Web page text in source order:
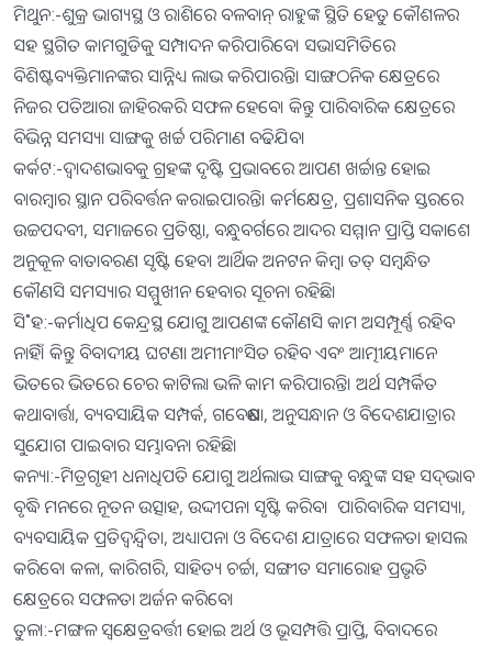
ମିଥୁନ:-ଶୁକ୍ର ଭାଗ୍ୟସ୍ଥ ଓ ରାଶିରେ ବଳବାନ୍‌ ରାହୁଙ୍କ ସ୍ଥିତି ହେତୁ କୌଶଳର
ସହ ସ୍ଥଗିତ କାମଗୁଡିକୁ ସମ୍ପାଦନ କରିପାରିବେ। ସଭାସମିତିରେ
ବିଶିଷ୍ଟବ୍ୟକ୍ତିମାନଙ୍କର ସାନ୍ନିଧ୍ୟ ଲାଭ କରିପାରନ୍ତି। ସାଙ୍ଗଠନିକ କ୍ଷେତ୍ରରେ
ନିଜର ପତିଆରା ଜାହିରକରି ସଫଳ ହେବେ। କିନ୍ତୁ ପାରିବାରିକ କ୍ଷେତ୍ରରେ
ବିଭିନ୍ନ ସମସ୍ୟା ସାଙ୍ଗକୁ ଖର୍ଚ୍ଚ ପରିମାଣ ବଢିଯିବ।
କର୍କଟ:-ଦ୍ୱାଦଶଭାବକୁ ଗ୍ରହଙ୍କ ଦୃଷ୍ଟି ପ୍ରଭାବରେ ଆପଣ ଖର୍ଚ୍ଚାନ୍ତ ହୋଇ
ବାରମ୍ବାର ସ୍ଥାନ ପରିବର୍ତ୍ତନ କରାଇପାରନ୍ତି। କର୍ମକ୍ଷେତ୍ର, ପ୍ରଶାସନିକ ସ୍ତରରେ
ଉଚ୍ଚପଦବୀ, ସମାଜରେ ପ୍ରତିଷ୍ଠା, ବନ୍ଧୁବର୍ଗରେ ଆଦର ସମ୍ମାନ ପ୍ରାପ୍ତି ସକାଶେ
ଅନୁକୂଳ ବାତାବରଣ ସୃଷ୍ଟି ହେବ। ଆର୍ଥିକ ଅନଟନ କିମ୍ବା ତତ୍‌ ସମ୍ବନ୍ଧିତ
କୌଣସି ସମସ୍ୟାର ସମ୍ମୁଖୀନ ହେବାର ସୂଚନା ରହିଛି।
ସି˚ହ:-କର୍ମାଧିପ କେନ୍ଦ୍ରସ୍ଥ ଯୋଗୁ ଆପଣଙ୍କ କୌଣସି କାମ ଅସମ୍ପୂର୍ଣ୍ଣ ରହିବ
ନାହିଁ। କିନ୍ତୁ ବିବାଦୀୟ ଘଟଣା ଅମୀମାଂସିତ ରହିବ ଏବଂ ଆତ୍ମୀୟମାନେ
ଭିତରେ ଭିତରେ ଚେର କାଟିଲା ଭଳି କାମ କରିପାରନ୍ତି। ଅର୍ଥ ସମ୍ପର୍କିତ
କଥାବାର୍ତ୍ତା, ବ୍ୟବସାୟିକ ସମ୍ପର୍କ, ଗବେଷଣା, ଅନୁସନ୍ଧାନ ଓ ବିଦେଶଯାତ୍ରାର
ସୁଯୋଗ ପାଇବାର ସମ୍ଭାବନା ରହିଛି।
କନ୍ୟା:-ମିତ୍ରଗୃହୀ ଧନାଧିପତି ଯୋଗୁ ଅର୍ଥଲାଭ ସାଙ୍ଗକୁ ବନ୍ଧୁଙ୍କ ସହ ସଦ୍‌ଭାବ
ବୃଦ୍ଧି ମନରେ ନୂତନ ଉତ୍ସାହ, ଉଦ୍ଦୀପନା ସୃଷ୍ଟି କରିବ। ପାରିବାରିକ ସମସ୍ୟା,
ବ୍ୟବସାୟିକ ପ୍ରତିଦ୍ୱନ୍ଦ୍ୱିତା, ଅଧ୍ୟାପନା ଓ ବିଦେଶ ଯାତ୍ରାରେ ସଫଳତା ହାସଲ
କରିବେ। କଳା, କାରିଗରି, ସାହିତ୍ୟ ଚର୍ଚ୍ଚା, ସଙ୍ଗୀତ ସମାରୋହ ପ୍ରଭୃତି
କ୍ଷେତ୍ରରେ ସଫଳତା ଅର୍ଜନ କରିବେ।
ତୁଳା:-ମଙ୍ଗଳ ସ୍ବକ୍ଷେତ୍ରବର୍ତ୍ତୀ ହୋଇ ଅର୍ଥ ଓ ଭୂସମ୍ପତ୍ତି ପ୍ରାପ୍ତି, ବିବାଦରେ